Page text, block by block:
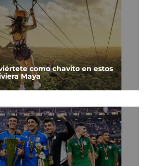
como chavito en estos
Maya